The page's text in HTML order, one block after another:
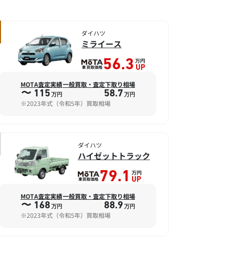
ダイハツ
ミライース
車買取価格 56.3 万円
UP
MOTA査定実績
〜 115 万円
一般買取・査定下取り相場
58.7 万円
※2023年式（令和5年）買取相場
ダイハツ
ハイゼットトラック
車買取価格79.1 万円
UP
MOTA査定実績
〜 168 万円
一般買取・査定下取り相場
88.9 万円
※2023年式（令和5年）買取相場